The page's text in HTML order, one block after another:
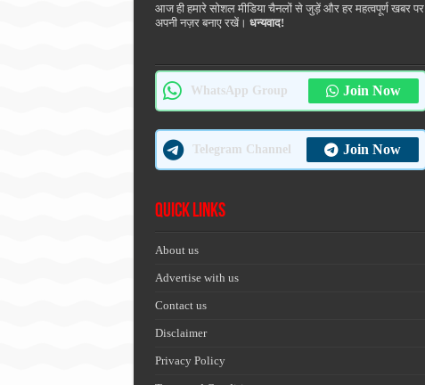
आज ही हमारे सोशल मीडिया चैनलों से जुड़ें और हर महत्वपूर्ण खबर पर
अपनी नज़र बनाए रखें। धन्यवाद!
WhatsApp Group Join Now
Telegram Channel Join Now
Quick Links
About us
Advertise with us
Contact us
Disclaimer
Privacy Policy